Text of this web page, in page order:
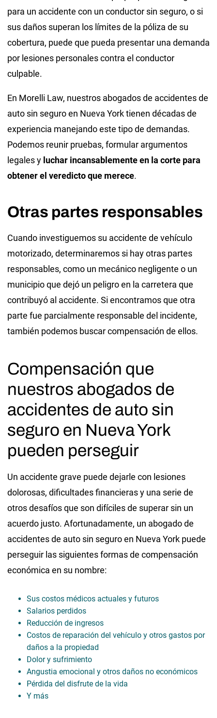
para un accidente con un conductor sin seguro, o si
sus daños superan los límites de la póliza de su
cobertura, puede que pueda presentar una demanda
por lesiones personales contra el conductor
culpable.
En Morelli Law, nuestros abogados de accidentes de
auto sin seguro en Nueva York tienen décadas de
experiencia manejando este tipo de demandas.
Podemos reunir pruebas, formular argumentos
legales y luchar incansablemente en la corte para
obtener el veredicto que merece.
Otras partes responsables
Cuando investiguemos su accidente de vehículo
motorizado, determinaremos si hay otras partes
responsables, como un mecánico negligente o un
municipio que dejó un peligro en la carretera que
contribuyó al accidente. Si encontramos que otra
parte fue parcialmente responsable del incidente,
también podemos buscar compensación de ellos.
Compensación que
nuestros abogados de
accidentes de auto sin
seguro en Nueva York
pueden perseguir
Un accidente grave puede dejarle con lesiones
dolorosas, dificultades financieras y una serie de
otros desafíos que son difíciles de superar sin un
acuerdo justo. Afortunadamente, un abogado de
accidentes de auto sin seguro en Nueva York puede
perseguir las siguientes formas de compensación
económica en su nombre:
Sus costos médicos actuales y futuros
Salarios perdidos
Reducción de ingresos
Costos de reparación del vehículo y otros gastos por
daños a la propiedad
Dolor y sufrimiento
Angustia emocional y otros daños no económicos
Pérdida del disfrute de la vida
Y más